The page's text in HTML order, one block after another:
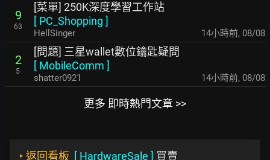
9
63
[菜單] 250K深度學習工作站
[ PC_Shopping ]
HellSinger 14小時前, 08/08
2
5
[問題] 三星wallet數位鑰匙疑問
[ MobileComm ]
shatter0921 14小時前, 08/08
更多 即時熱門文章 >>
‣ 返回看板 [ HardwareSale ] 買賣